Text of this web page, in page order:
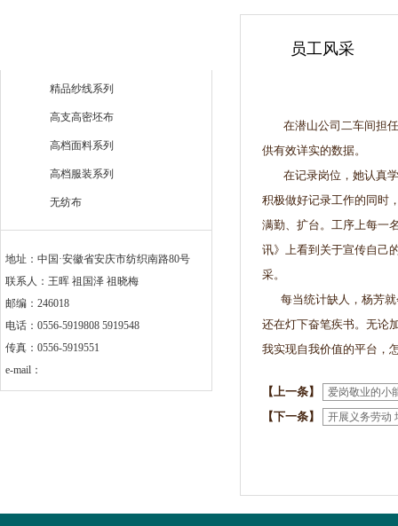
精品纱线系列
高支高密坯布
高档面料系列
高档服装系列
无纺布
地址：中国·安徽省安庆市纺织南路80号
联系人：王晖 祖国泽 祖晓梅
邮编：246018
电话：0556-5919808 5919548
传真：0556-5919551
e-mail：
员工风采
在潜山公司二车间担任
供有效详实的数据。
在记录岗位，她认真学
积极做好记录工作的同时
满勤、扩台。工序上每一
讯》上看到关于宣传自己
采。
每当统计缺人，杨芳就
还在灯下奋笔疾书。无论
我实现自我价值的平台
【上一条】 爱岗敬业的小
【下一条】 开展义务劳动